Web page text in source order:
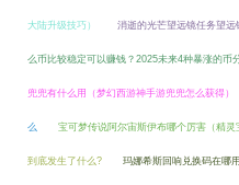
大陆升级技巧） 消逝的光芒望远镜任务望远
么币比较稳定可以赚钱？2025未来4种暴涨的币
兜兜有什么用（梦幻西游神手游兜兜怎么获得）
么 宝可梦传说阿尔宙斯伊布哪个厉害（精灵
到底发生了什么? 玛娜希斯回响兑换码在哪